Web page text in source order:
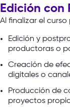
Edición con
Al finalizar el curso
Edición y
productoras o
Creación de
digitales o
Producción de
proyectos